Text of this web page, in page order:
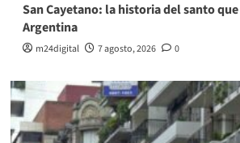
San Cayetano: la historia del santo
Argentina
m24digital 7 agosto, 2026 0